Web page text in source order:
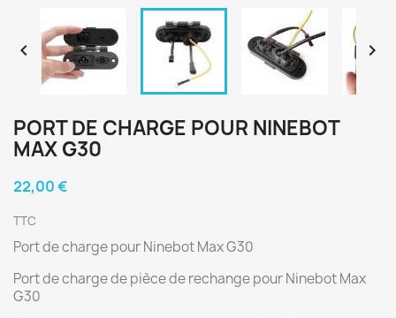
 
PORT DE CHARGE POUR NINEBOT
MAX G30
22,00 €
TTC
Port de charge pour Ninebot Max G30
Port de charge de pièce de rechange pour Ninebot Max
G30